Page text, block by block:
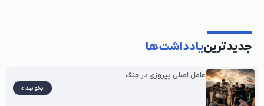
جدیدترینیادداشت‌ها
عامل اصلی پیروزی در جنگ
بخوانید